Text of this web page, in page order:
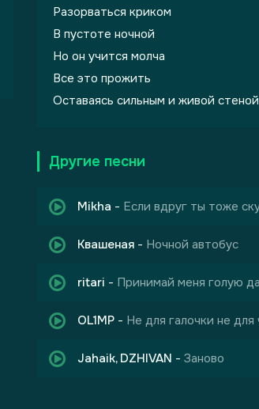
Разорваться криком
В пустоте ночной
Но он учится молча
Все это прожить
Оставаясь сильным и живой стеной
Другие песни
Mikha - Если вдруг ты тоже
Квашеная - Ночной автобус
ritari - Принимай меня голую
OL1MP - Не для галочки не для
Jahaik, DZHIVAN - Заново